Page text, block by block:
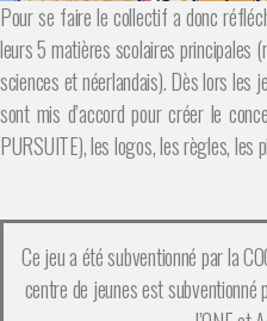
Pour se faire le collectif a donc
leurs 5 matières scolaires principales
sciences et néerlandais). Dès lors les
sont mis d’accord pour créer le
PURSUITE), les logos, les règles, les
Ce jeu a été subventionné par la
centre de jeunes est subventionné